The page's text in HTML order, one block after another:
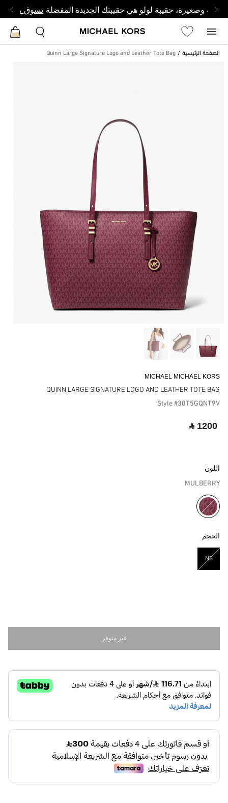
أنيقة وصغيرة، حقيبة لولو هي حقيبتك الجديدة المفضلة تسوق من
الصفحة الرئيسية Quinn Large Signature Logo and Leather Tote Bag
MICHAEL MICHAEL KORS
QUINN LARGE SIGNATURE LOGO AND LEATHER TOTE BAG
Style #30T5GQNT9V
‎ ⃁ 1200 ‎
اللون
MULBERRY
مختار
الحجم
NS
مختار
غير متوفر